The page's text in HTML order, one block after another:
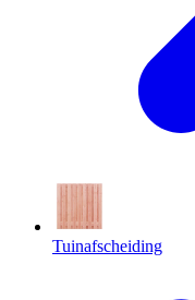
Tuinafscheiding